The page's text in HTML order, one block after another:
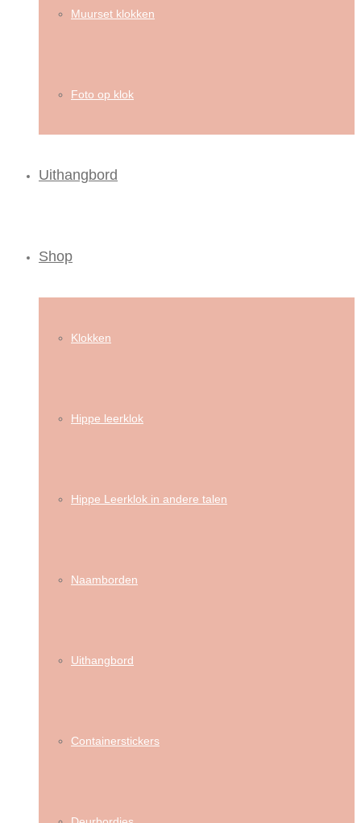
Muurset klokken
Foto op klok
Uithangbord
Shop
Klokken
Hippe leerklok
Hippe Leerklok in andere talen
Naamborden
Uithangbord
Containerstickers